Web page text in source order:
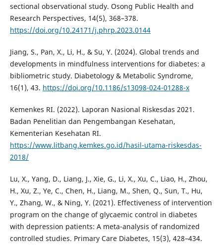
sectional observational study. Osong Public Health and
Research Perspectives, 14(5), 368–378.
https://doi.org/10.24171/j.phrp.2023.0144
Jiang, S., Pan, X., Li, H., & Su, Y. (2024). Global trends and
developments in mindfulness interventions for diabetes: a
bibliometric study. Diabetology & Metabolic Syndrome,
16(1), 43. https://doi.org/10.1186/s13098-024-01288-x
Kemenkes RI. (2022). Laporan Nasional Riskesdas 2021.
Badan Penelitian dan Pengembangan Kesehatan,
Kementerian Kesehatan RI.
https://www.litbang.kemkes.go.id/hasil-utama-riskesdas-
2018/
Lu, X., Yang, D., Liang, J., Xie, G., Li, X., Xu, C., Liao, H., Zhou,
H., Xu, Z., Ye, C., Chen, H., Liang, M., Shen, Q., Sun, T., Hu,
Y., Zhang, W., & Ning, Y. (2021). Effectiveness of intervention
program on the change of glycaemic control in diabetes
with depression patients: A meta-analysis of randomized
controlled studies. Primary Care Diabetes, 15(3), 428–434.